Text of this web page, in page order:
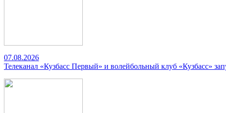
07.08.2026
Телеканал «Кузбасс Первый» и волейбольный клуб «Кузбасс»